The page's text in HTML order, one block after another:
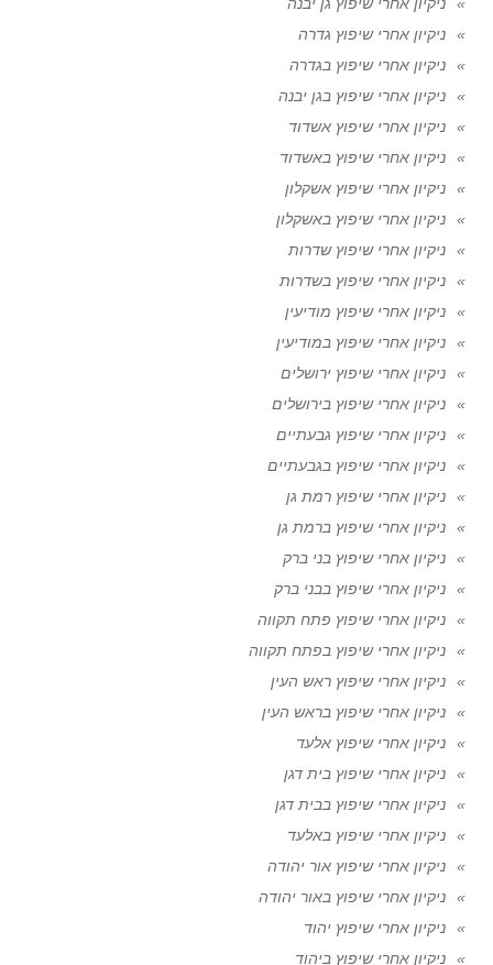
ניקיון אחרי שיפוץ גדרה
ניקיון אחרי שיפוץ בגדרה
ניקיון אחרי שיפוץ בגן יבנה
ניקיון אחרי שיפוץ אשדוד
ניקיון אחרי שיפוץ באשדוד
ניקיון אחרי שיפוץ אשקלון
ניקיון אחרי שיפוץ באשקלון
ניקיון אחרי שיפוץ שדרות
ניקיון אחרי שיפוץ בשדרות
ניקיון אחרי שיפוץ מודיעין
ניקיון אחרי שיפוץ במודיעין
ניקיון אחרי שיפוץ ירושלים
ניקיון אחרי שיפוץ בירושלים
ניקיון אחרי שיפוץ גבעתיים
ניקיון אחרי שיפוץ בגבעתיים
ניקיון אחרי שיפוץ רמת גן
ניקיון אחרי שיפוץ ברמת גן
ניקיון אחרי שיפוץ בני ברק
ניקיון אחרי שיפוץ בבני ברק
ניקיון אחרי שיפוץ פתח תקווה
ניקיון אחרי שיפוץ בפתח תקווה
ניקיון אחרי שיפוץ ראש העין
ניקיון אחרי שיפוץ בראש העין
ניקיון אחרי שיפוץ אלעד
ניקיון אחרי שיפוץ בית דגן
ניקיון אחרי שיפוץ בבית דגן
ניקיון אחרי שיפוץ באלעד
ניקיון אחרי שיפוץ אור יהודה
ניקיון אחרי שיפוץ באור יהודה
ניקיון אחרי שיפוץ יהוד
ניקיון אחרי שיפוץ ביהוד